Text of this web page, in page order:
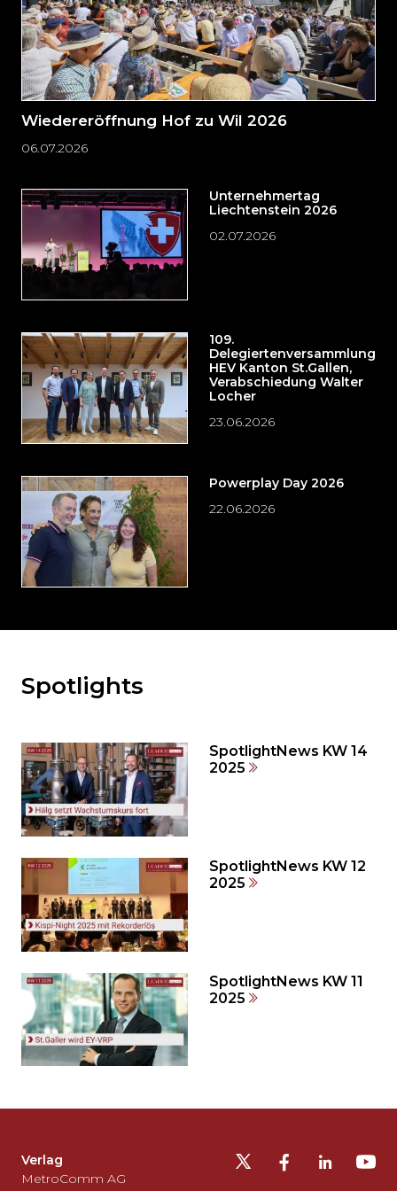
Wiedereröffnung Hof zu Wil 2026
06.07.2026
Unternehmertag
Liechtenstein 2026
02.07.2026
109.
Delegiertenversammlung
HEV Kanton St.Gallen,
Verabschiedung Walter
Locher
23.06.2026
Powerplay Day 2026
22.06.2026
Möchten
den
weiteren
Inhalt
auslassen
und
zum
Seitenende
springen?
Spotlights
SpotlightNews KW 14
2025
SpotlightNews KW 12
2025
SpotlightNews KW 11
2025
auslassen
und
Verlag
MetroComm AG